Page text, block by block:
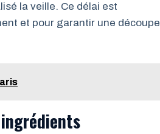
la veille. Ce délai est
et pour garantir une découpe